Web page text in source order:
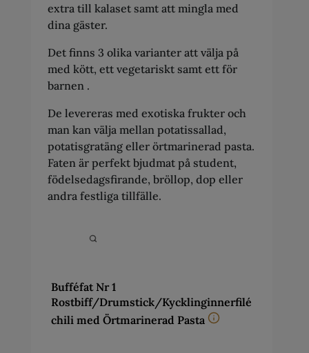
extra till kalaset samt att mingla med
dina gäster.
Det finns 3 olika varianter att välja på
med kött, ett vegetariskt samt ett för
barnen .
De levereras med exotiska frukter och
man kan välja mellan potatissallad,
potatisgratäng eller örtmarinerad pasta.
Faten är perfekt bjudmat på student,
födelsedagsfirande, bröllop, dop eller
andra festliga tillfälle.
Bufféfat Nr 1
Rostbiff/Drumstick/Kycklinginnerfilé
chili med Örtmarinerad Pasta